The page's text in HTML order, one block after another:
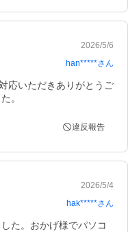
2026/5/6
han*****さん
応いただきありがとうご
。
違反報告
2026/5/4
hak*****さん
た。おかげ様でパソコ